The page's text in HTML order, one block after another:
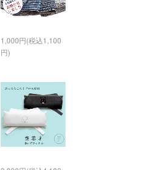
1,000円(税込1,100
円)